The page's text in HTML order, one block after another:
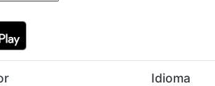
Idioma